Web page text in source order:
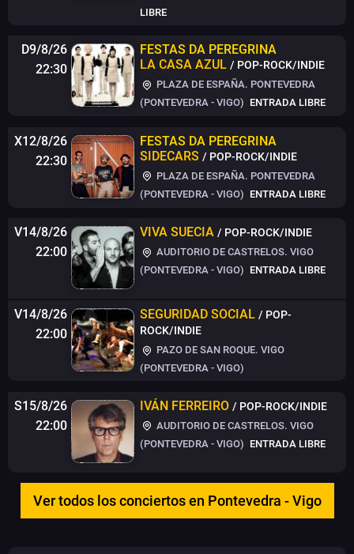
LIBRE
D9/8/26
22:30
FESTAS DA PEREGRINA
LA CASA AZUL / POP-ROCK/INDIE
PLAZA DE ESPAÑA. PONTEVEDRA
(PONTEVEDRA - VIGO) ENTRADA LIBRE
X12/8/26
22:30
FESTAS DA PEREGRINA
SIDECARS / POP-ROCK/INDIE
PLAZA DE ESPAÑA. PONTEVEDRA
(PONTEVEDRA - VIGO) ENTRADA LIBRE
V14/8/26
22:00
VIVA SUECIA / POP-ROCK/INDIE
AUDITORIO DE CASTRELOS. VIGO
(PONTEVEDRA - VIGO) ENTRADA LIBRE
V14/8/26
22:00
SEGURIDAD SOCIAL / POP-
ROCK/INDIE
PAZO DE SAN ROQUE. VIGO
(PONTEVEDRA - VIGO)
S15/8/26
22:00
IVÁN FERREIRO / POP-ROCK/INDIE
AUDITORIO DE CASTRELOS. VIGO
(PONTEVEDRA - VIGO) ENTRADA LIBRE
Ver todos los conciertos en Pontevedra - Vigo